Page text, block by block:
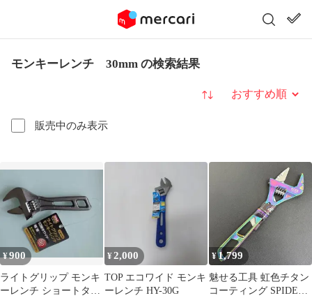
モンキーレンチ 30mm の検索結果
販売中のみ表示
並び替え
¥900
ライトグリップ モンキ
ーレンチ ショートタイ
¥2,000
TOP エコワイド モンキ
ーレンチ HY-30G
¥1,799
魅せる工具 虹色チタン
コーティング SPIDER